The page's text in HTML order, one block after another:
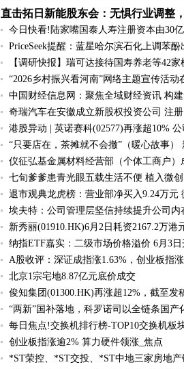
直击拓日新能股东会：无惧行业调整
今日快看!陆家嘴国泰人寿注册资本由30
PriceSeek提醒：蓝星哈尔滨石化上调苯
【调研快报】瑞可达接待国寿养老等42家
“2026乡村振兴看河南”网络主题宣传活动
中国财经信息网：聚焦全域财经资讯 构
奇瑞汽车在安徽成立新股权投资公司 注
港股异动 | 英诺赛科(02577)再涨超10%
“只要店在，茶摊就不会撤”（暖心故事）
仪征弘基金属材料经营部（个体工商户
七旬爹爹患青光眼五载生活不便 植入微
退市观典龙虎榜：营业部净买入9.24万元
埃夫特：公司管理层坚信持续提升公司
新秀丽(01910.HK)6月2日耗资2167.2万港
纳指ETF嘉实：二级市场价格溢价 6月3
A股收评：深证成指涨1.63%，创业板指
北京1宗宅地8.87亿元底价成交
俊知集团(01300.HK)再涨超12%，截至发
“两新”国补落地，科罗诺司以全链条国产
每日焦点!交换机排行榜-TOP10交换机板
创业板指涨逾2% 算力硬件领涨_焦点
*ST荣控、*ST交投、*ST中地三家房地